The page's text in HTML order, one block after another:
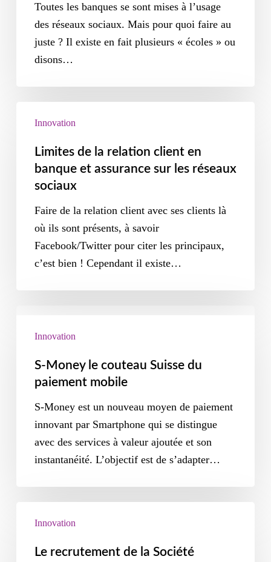
Toutes les banques se sont mises à l’usage
des réseaux sociaux. Mais pour quoi faire au
juste ? Il existe en fait plusieurs « écoles » ou
disons…
Innovation
Limites de la relation client en
banque et assurance sur les réseaux
sociaux
Faire de la relation client avec ses clients là
où ils sont présents, à savoir
Facebook/Twitter pour citer les principaux,
c’est bien ! Cependant il existe…
Innovation
S-Money le couteau Suisse du
paiement mobile
S-Money est un nouveau moyen de paiement
innovant par Smartphone qui se distingue
avec des services à valeur ajoutée et son
instantanéité. L’objectif est de s’adapter…
Innovation
Le recrutement de la Société